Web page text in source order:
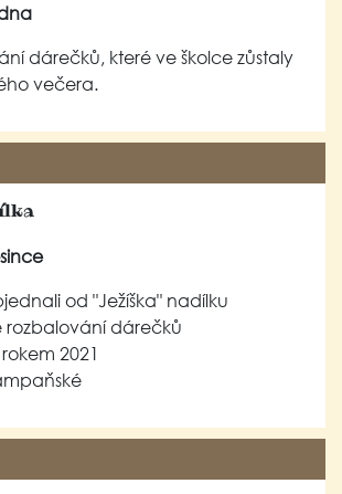
dárečků, které ve školce zůstaly
večera.
od "Ježíška" nadílku
rozbalování dárečků
2021